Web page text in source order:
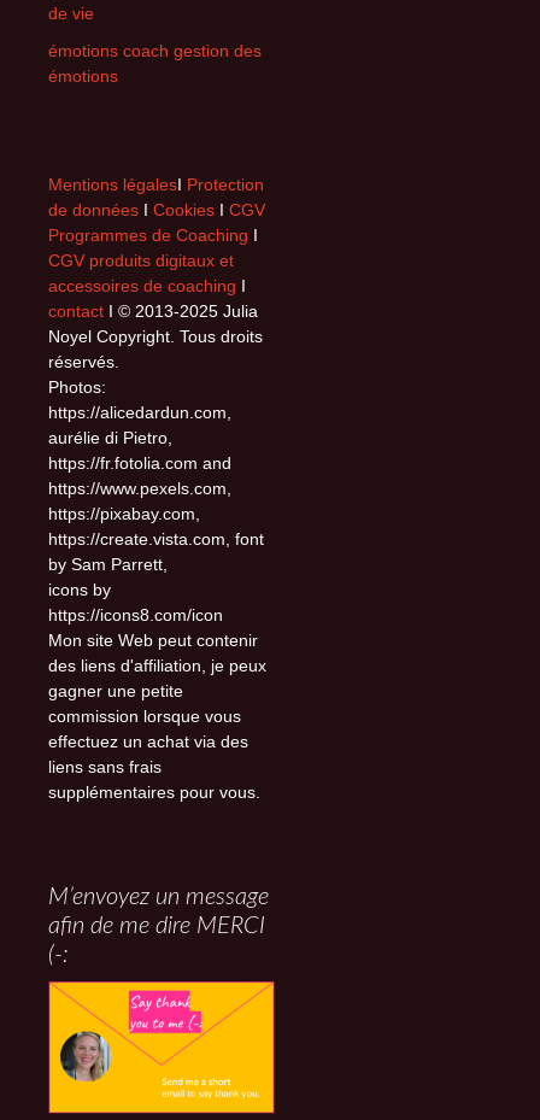
de vie
émotions coach gestion des
émotions
Mentions légalesI Protection
de données I Cookies I CGV
Programmes de Coaching I
CGV produits digitaux et
accessoires de coaching I
contact I © 2013-2025 Julia
Noyel Copyright. Tous droits
réservés.
Photos:
https://alicedardun.com,
aurélie di Pietro,
https://fr.fotolia.com and
https://www.pexels.com,
https://pixabay.com,
https://create.vista.com, font
by Sam Parrett,
icons by
https://icons8.com/icon
Mon site Web peut contenir
des liens d'affiliation, je peux
gagner une petite
commission lorsque vous
effectuez un achat via des
liens sans frais
supplémentaires pour vous.
M’envoyez un message
afin de me dire MERCI
(-: